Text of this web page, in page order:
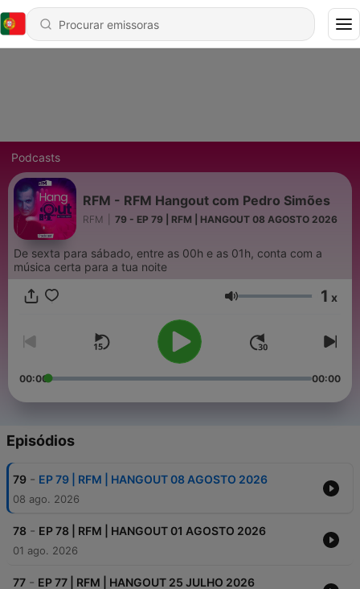
Podcasts
RFM - RFM Hangout com Pedro Simões
RFM 79 - EP 79 | RFM | HANGOUT 08 AGOSTO 2026
De sexta para sábado, entre as 00h e as 01h, conta com a
música certa para a tua noite
Volume 1 x
00:00 00:00
Episódios
79 - EP 79 | RFM | HANGOUT 08 AGOSTO 2026
08 ago. 2026
78 - EP 78 | RFM | HANGOUT 01 AGOSTO 2026
01 ago. 2026
77 - EP 77 | RFM | HANGOUT 25 JULHO 2026